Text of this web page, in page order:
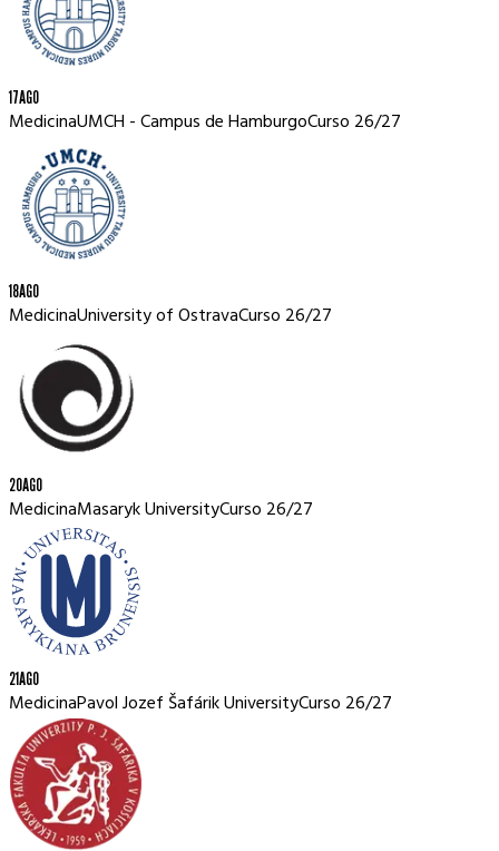
17AGO
MedicinaUMCH - Campus de HamburgoCurso 26/27
18AGO
MedicinaUniversity of OstravaCurso 26/27
20AGO
MedicinaMasaryk UniversityCurso 26/27
21AGO
MedicinaPavol Jozef Šafárik UniversityCurso 26/27